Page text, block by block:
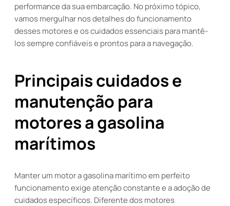
performance da sua embarcação. No próximo tópico,
vamos mergulhar nos detalhes do funcionamento
desses motores e os cuidados essenciais para mantê-
los sempre confiáveis e prontos para a navegação.
Principais cuidados e
manutenção para
motores a gasolina
marítimos
Manter um motor a gasolina marítimo em perfeito
funcionamento exige atenção constante e a adoção de
cuidados específicos. Diferente dos motores